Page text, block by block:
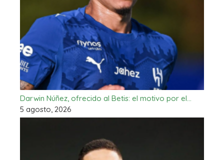
Darwin Núñez, ofrecido al Betis: el motivo por el…
5 agosto, 2026